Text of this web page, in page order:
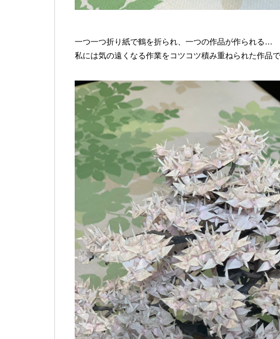
一つ一つ折り紙で鶴を折られ、一つの作品が作られる…
私には気の遠くなる作業をコツコツ積み重ねられた作品で